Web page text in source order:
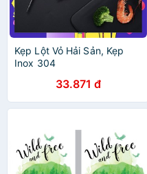
Kẹp Lột Vỏ Hải Sản, Kẹp
Inox 304
33.871 đ